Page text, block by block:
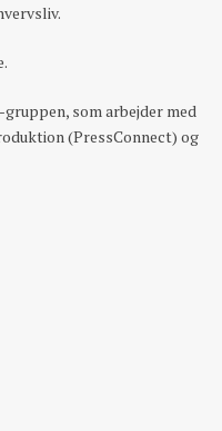
som arbejder med
(PressConnect) og